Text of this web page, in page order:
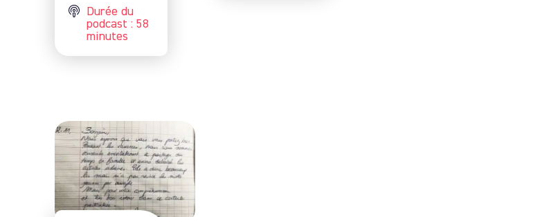
Durée du
podcast : 58
minutes